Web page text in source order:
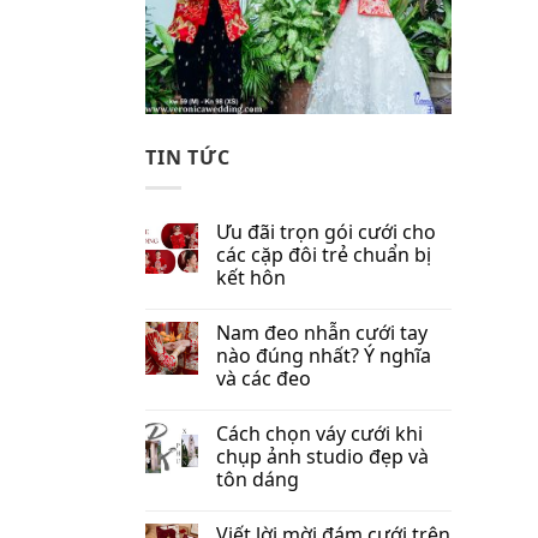
TIN TỨC
Ưu đãi trọn gói cưới cho
các cặp đôi trẻ chuẩn bị
kết hôn
Nam đeo nhẫn cưới tay
nào đúng nhất​? Ý nghĩa
và các đeo
Cách chọn váy cưới khi
chụp ảnh studio đẹp và
tôn dáng